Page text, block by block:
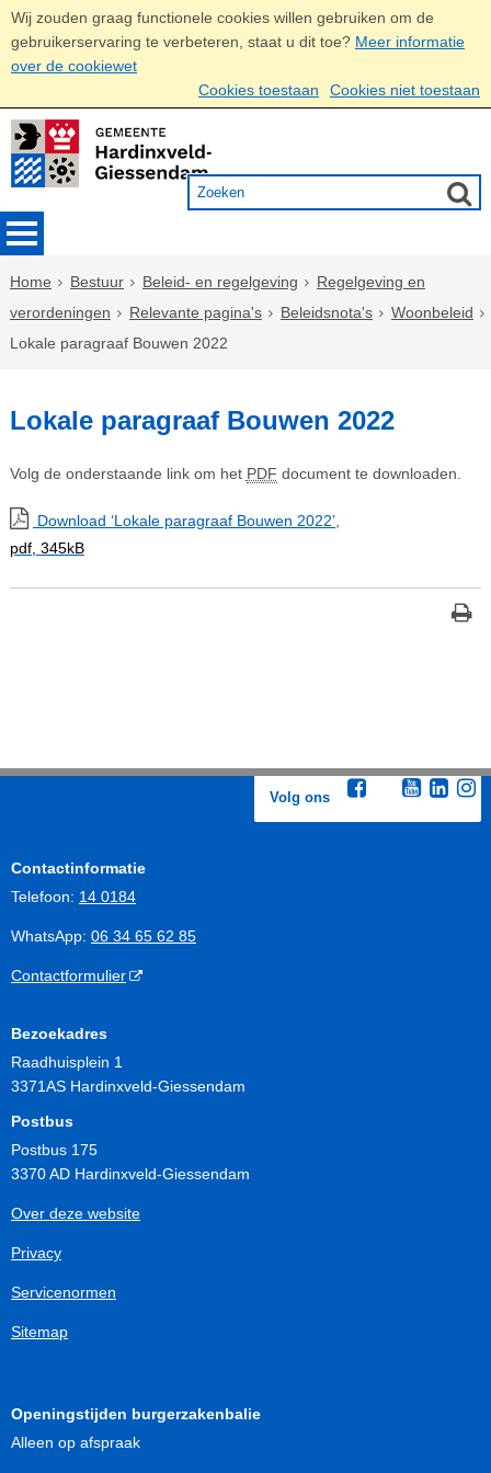
Wij zouden graag functionele cookies willen gebruiken om de
gebruikerservaring te verbeteren, staat u dit toe? Meer informatie
over de cookiewet
Cookies toestaan
Cookies niet toestaan
Home Bestuur Beleid- en regelgeving
Regelgeving en
verordeningen
Relevante pagina's Beleidsnota's
Woonbeleid
Lokale paragraaf Bouwen 2022
Lokale paragraaf Bouwen 2022
Volg de onderstaande link om het PDF document te downloaden.
Download ‘Lokale paragraaf Bouwen 2022’,
pdf, 345kB
Volg ons
Contactinformatie
Telefoon: 14 0184
WhatsApp: 06 34 65 62 85
Contactformulier
Bezoekadres
Raadhuisplein 1
3371AS Hardinxveld-Giessendam
Postbus
Postbus 175
3370 AD Hardinxveld-Giessendam
Over deze website
Privacy
Servicenormen
Sitemap
Openingstijden burgerzakenbalie
Alleen op afspraak